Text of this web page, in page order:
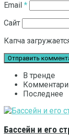
Email *
Сайт
Капча
В тренде
Последнее
Бассейн и его